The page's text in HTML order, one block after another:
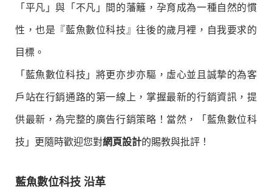
「平凡」與「不凡」間的藩籬，孕育成為一種自然的慣
性，也是『藍魚數位科技』往後的歲月裡，自我要求的
目標。
「藍魚數位科技」將更亦步亦驅，虛心並且誠摯的為客
戶站在行銷通路的第一線上，掌握最新的行銷資訊，提
供最新，為完整的廣告行銷策略！當然，「藍魚數位科
技」更隨時歡迎您對網頁設計的賜教與批評！
藍魚數位科技 沿革